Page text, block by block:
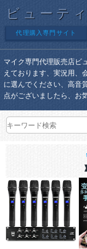
ビューテ
代理購入専門サイト
マイク専門代理販売店ビ
えております、実況用、
に選んでください、高音
点がございましたら、お